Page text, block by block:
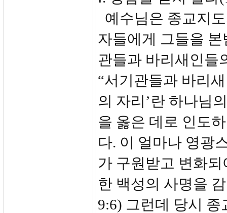
예수님은 종교지
자들에게 그들을
관들과 바리새인들
“서기관들과 바리
의 자리’란 하나님
을 옳은 데로 인도
다. 이 얼마나 영광
가 구원받고 변화
한 백성의 사명을
9:6) 그런데 당시